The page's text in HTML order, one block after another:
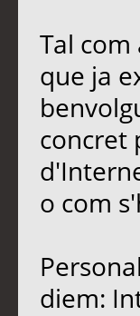
Tal
que ja
concret
o com
diem: